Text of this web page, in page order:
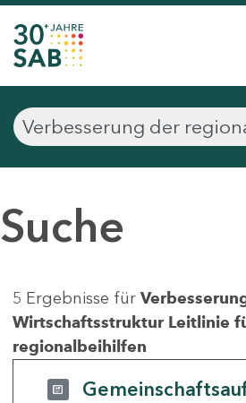
Suche
5 Ergebnisse für
Wirtschaftsstruktur Leitlinie
regionalbeihilfen